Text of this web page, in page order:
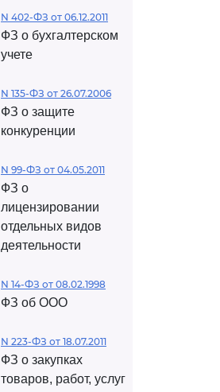
N 402-ФЗ от 06.12.2011
ФЗ о бухгалтерском
учете
N 135-ФЗ от 26.07.2006
ФЗ о защите
конкуренции
N 99-ФЗ от 04.05.2011
ФЗ о
лицензировании
отдельных видов
деятельности
N 14-ФЗ от 08.02.1998
ФЗ об ООО
N 223-ФЗ от 18.07.2011
ФЗ о закупках
товаров, работ, услуг